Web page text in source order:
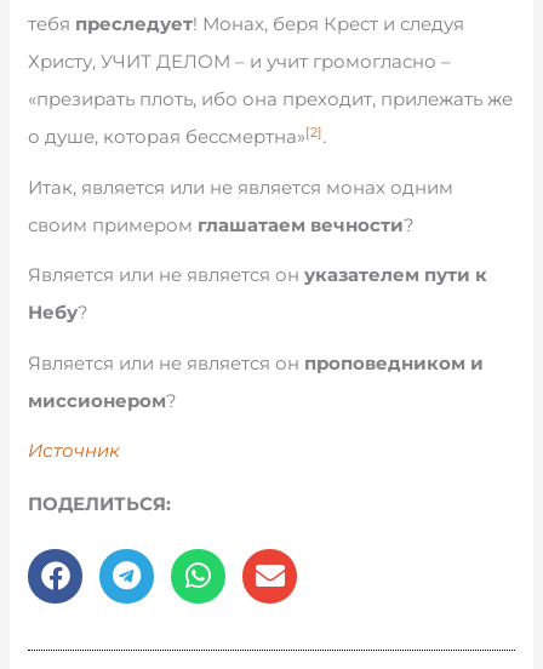
тебя преследует! Монах, беря Крест и следуя
Христу, УЧИТ ДЕЛОМ – и учит громогласно –
«презирать плоть, ибо она преходит, прилежать же
о душе, которая бессмертна»[2].
Итак, является или не является монах одним
своим примером глашатаем вечности?
Является или не является онуказателем пути к
Небу?
Является или не является он проповедником и
миссионером?
Источник
ПОДЕЛИТЬСЯ: